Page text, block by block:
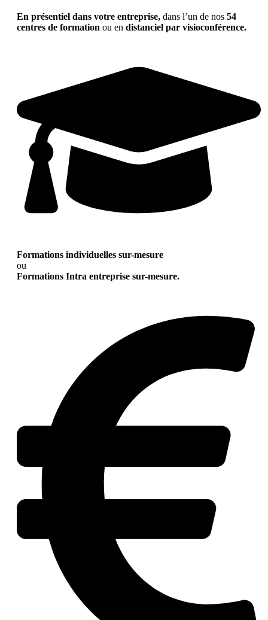
En présentiel dans votre entreprise, dans l’un de nos 54
centres de formation ou en distanciel par visioconférence.
Formations individuelles sur-mesure
ou
Formations Intra entreprise sur-mesure.